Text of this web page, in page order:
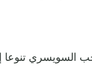
السويسري تنوعا